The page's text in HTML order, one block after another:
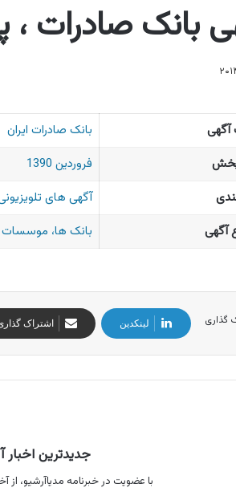
بانک صادرات ،
بانک صادرات ایران
پخش
فروردین 1390
آگهی های
آگهی
بانک ها، موسسات
گذاری لینکدین اشتراک
جدیدترین اخبار
با عضویت در خبرنامه مدیاآرشیو، از